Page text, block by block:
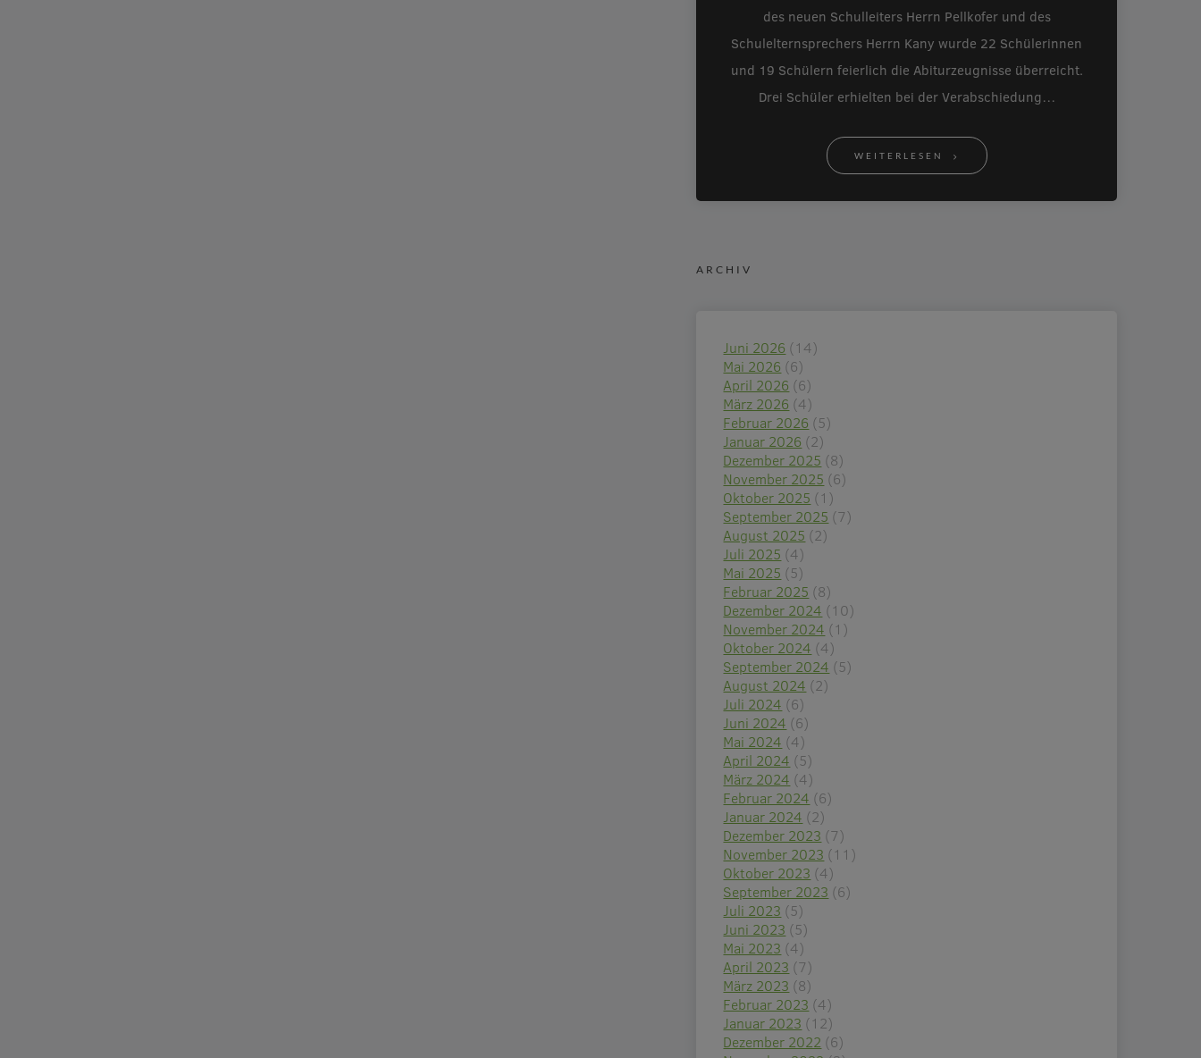
des neuen Schulleiters Herrn Pellkofer und des
Schulelternsprechers Herrn Kany wurde 22 Schülerinnen
und 19 Schülern feierlich die Abiturzeugnisse überreicht.
Drei Schüler erhielten bei der Verabschiedung…
WEITERLESEN
ARCHIV
Juni 2026 (14)
Mai 2026 (6)
April 2026 (6)
März 2026 (4)
Februar 2026 (5)
Januar 2026 (2)
Dezember 2025 (8)
November 2025 (6)
Oktober 2025 (1)
September 2025 (7)
August 2025 (2)
Juli 2025 (4)
Mai 2025 (5)
Februar 2025 (8)
Dezember 2024 (10)
November 2024 (1)
Oktober 2024 (4)
September 2024 (5)
August 2024 (2)
Juli 2024 (6)
Juni 2024 (6)
Mai 2024 (4)
April 2024 (5)
März 2024 (4)
Februar 2024 (6)
Januar 2024 (2)
Dezember 2023 (7)
November 2023 (11)
Oktober 2023 (4)
September 2023 (6)
Juli 2023 (5)
Juni 2023 (5)
Mai 2023 (4)
April 2023 (7)
März 2023 (8)
Februar 2023 (4)
Januar 2023 (12)
Dezember 2022 (6)